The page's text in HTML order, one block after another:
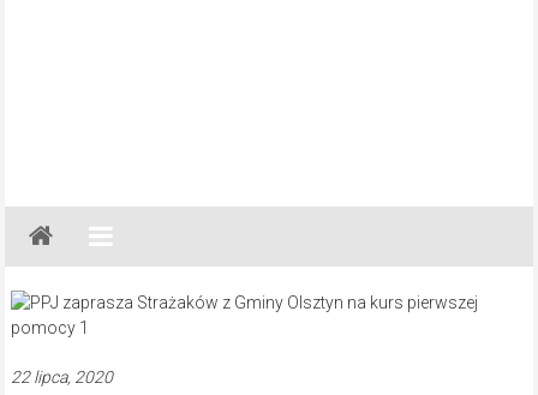
Gazeta
Regionalna
Częstochowa,
Kłobuck,
Myszków
22 lipca, 2020